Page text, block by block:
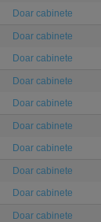
Doar cabinete
Doar cabinete
Doar cabinete
Doar cabinete
Doar cabinete
Doar cabinete
Doar cabinete
Doar cabinete
Doar cabinete
Doar cabinete